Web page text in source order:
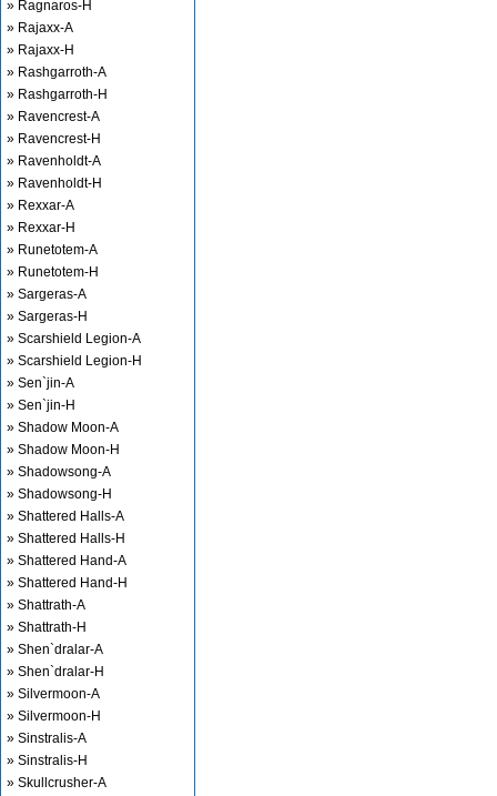
» Ragnaros-H
» Rajaxx-A
» Rajaxx-H
» Rashgarroth-A
» Rashgarroth-H
» Ravencrest-A
» Ravencrest-H
» Ravenholdt-A
» Ravenholdt-H
» Rexxar-A
» Rexxar-H
» Runetotem-A
» Runetotem-H
» Sargeras-A
» Sargeras-H
» Scarshield Legion-A
» Scarshield Legion-H
» Sen`jin-A
» Sen`jin-H
» Shadow Moon-A
» Shadow Moon-H
» Shadowsong-A
» Shadowsong-H
» Shattered Halls-A
» Shattered Halls-H
» Shattered Hand-A
» Shattered Hand-H
» Shattrath-A
» Shattrath-H
» Shen`dralar-A
» Shen`dralar-H
» Silvermoon-A
» Silvermoon-H
» Sinstralis-A
» Sinstralis-H
» Skullcrusher-A